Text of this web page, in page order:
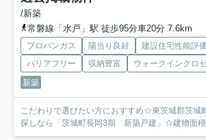
/新築
常磐線「水戸」駅 徒歩95分車20分 7.6km
プロパンガス 陽当り良好
建設住宅性能評
バリアフリー
収納豊富
ウォークインクロ
新築
こだわりで選びたい方におすすめ☆東茨城郡茨城
探しなら「茨城町長岡3期 新築戸建」☆建物面